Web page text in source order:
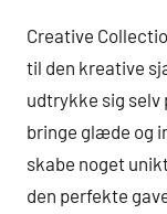
Creative
til den kreative
udtrykke sig
bringe glæde og
skabe noget
den perfekte